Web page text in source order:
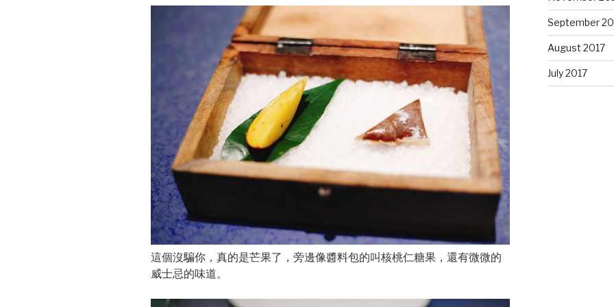
這個沒騙你，真的是芒果了，旁邊像醬料包的叫核桃仁糖果，還有微微的
威士忌的味道。
September
August 2017
July 2017